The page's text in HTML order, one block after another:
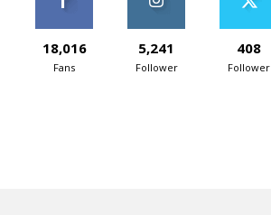
18,016
Fans
5,241
Follower
408
Follower